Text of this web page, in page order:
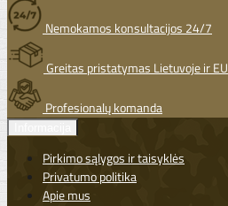
Nemokamos konsultacijos 24/7
Greitas pristatymas Lietuvoje ir EU
Profesionalų komanda
Pirkimo sąlygos ir taisyklės
Privatumo politika
Apie mus